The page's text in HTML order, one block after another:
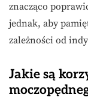
znacząco
jednak, aby
zależności od
Jakie są